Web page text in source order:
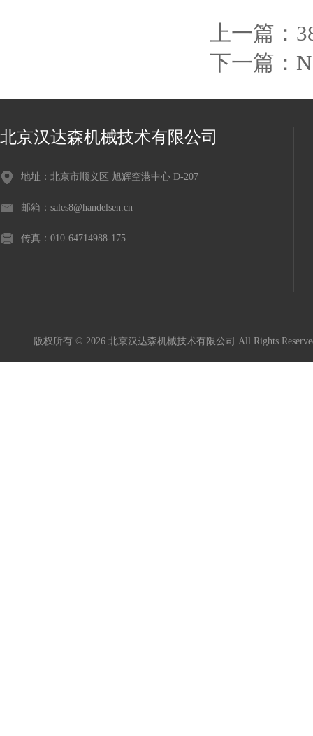
上一篇：
下一篇：
北京汉达森机械技术有限公司
地址：北京市顺义区 旭辉空港中心 D-207
邮箱：sales8@handelsen.cn
传真：010-64714988-175
版权所有 © 2026 北京汉达森机械技术有限公司 All Rights